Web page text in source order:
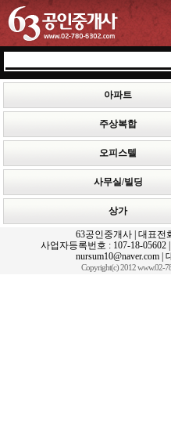
아파트
주상복합
오피스텔
사무실/빌딩
상가
63공인중개사 | 대표전
사업자등록번호 : 107-18-05602
nursum10@naver.com |
Copyright(c) 2012 www.02-